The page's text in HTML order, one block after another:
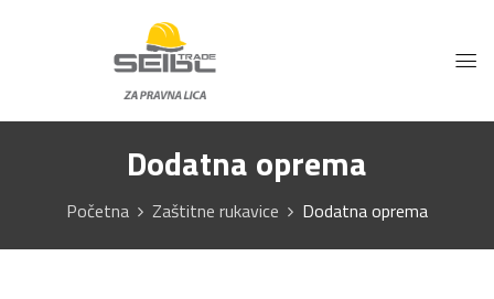
Dodatna oprema
Početna Zaštitne rukavice Dodatna oprema